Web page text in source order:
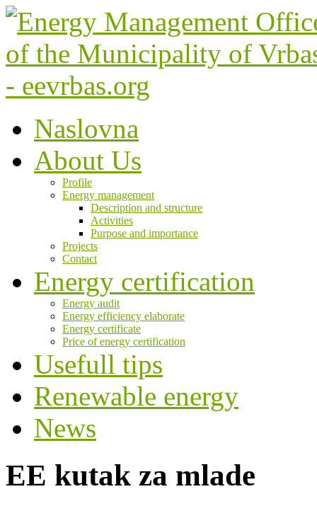
Naslovna
About Us
Profile
Energy management
Description and structure
Activities
Purpose and importance
Projects
Contact
Energy certification
Energy audit
Energy efficiency elaborate
Energy certificate
Price of energy certification
Usefull tips
Renewable energy
News
EE kutak za mlade